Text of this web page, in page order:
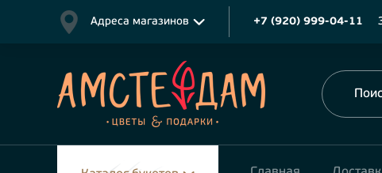
Адреса магазинов +7 (920) 999-04-11